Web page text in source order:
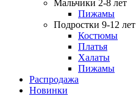
Мальчики 2-8 лет
Пижамы
Подростки 9-12 лет
Костюмы
Платья
Халаты
Пижамы
Распродажа
Новинки